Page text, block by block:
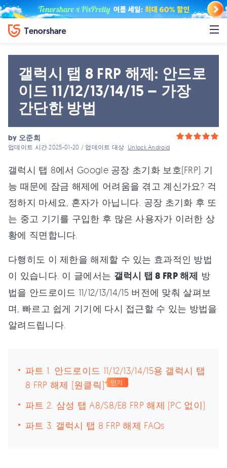
갤럭시 탭 8 FRP 해제: 안드로
이드 11/12/13/14/15 – 가장
간단한 방법
by 오준희
업데이트 시간 2025-01-20 / 업데이트 대상 Unlock Android
갤럭시 탭 8에서 Google 공장 초기화 보호(FRP) 기
능 때문에 잠금 해제에 어려움을 겪고 계신가요? 걱
정하지 마세요, 혼자가 아닙니다. 공장 초기화 후 또
는 중고 기기를 구입한 후 많은 사용자가 이러한 상
황에 직면합니다.
다행히도 이 제한을 해제할 수 있는 효과적인 방법
이 있습니다. 이 글에서는 갤럭시 탭 8 FRP 해제 방
법을 안드로이드 11/12/13/14/15 버전에 맞춰 살펴보
며, 빠르고 쉽게 기기에 다시 접근할 수 있는 방법을
알려드립니다.
파트 1. 안드로이드 11/12/13/14/15용 갤럭시 탭
8 FRP 해제 [원클릭]
인기
파트 2. 삼성 탭 A8/S8/E8 FRP 해제 (PC 없이)
파트 3. 갤럭시 탭 8 FRP 해제 FAQs